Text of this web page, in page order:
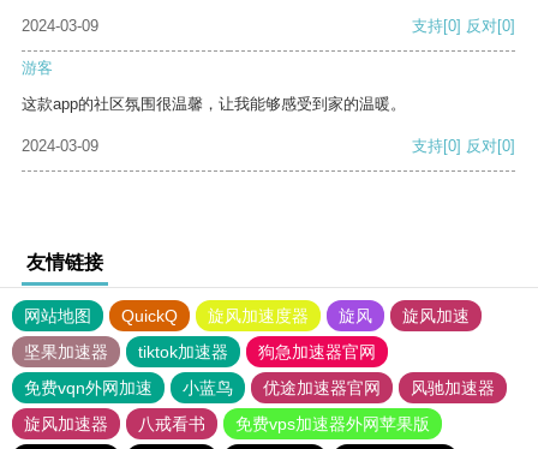
2024-03-09 支持[0] 反对[0]
游客
这款app的社区氛围很温馨，让我能够感受到家的温暖。
2024-03-09 支持[0] 反对[0]
友情链接
网站地图 QuickQ 旋风加速度器 旋风
旋风加速
坚果加速器
tiktok加速器
狗急加速器官网
免费vqn外网加速
小蓝鸟 优途加速器官网
风驰加速器
旋风加速器
八戒看书
免费vps加速器外网苹果版